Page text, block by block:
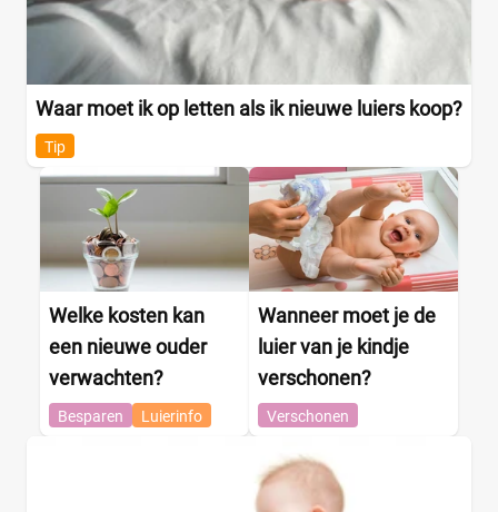
Waar moet ik op letten als ik nieuwe luiers koop?
Tip
Welke kosten kan
een nieuwe ouder
verwachten?
Besparen Luierinfo
Wanneer moet je de
luier van je kindje
verschonen?
Verschonen